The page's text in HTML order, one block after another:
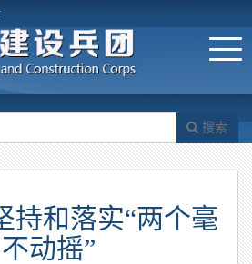
搜索
持和落实“两个毫
不动摇”